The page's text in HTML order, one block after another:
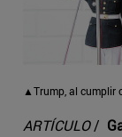
▲Trump, al cumplir
ARTÍCULO/